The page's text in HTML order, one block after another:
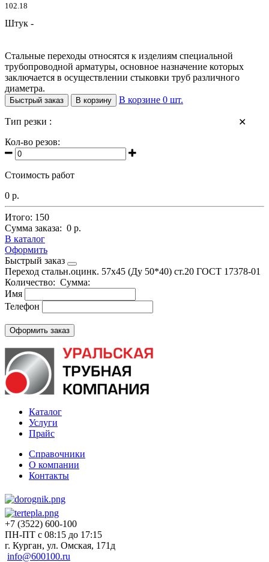
102.18
Штук -
Стальные переходы относятся к изделиям специальной
трубопроводной арматуры, основное назначение которых
заключается в осуществлении стыковки труб различного
диаметра.
Быстрый заказ В корзину В корзине 0 шт.
✕
Тип резки :
Кол-во резов:
Стоимость работ
0 р.
Итого: 150
Сумма заказа: 0 р.
В каталог
Оформить
Быстрый заказ
Переход стальн.оцинк. 57х45 (Ду 50*40) ст.20 ГОСТ 17378-01
Количество: Сумма:
Имя
Телефон
Каталог
Услуги
Прайс
Справочники
О компании
Контакты
+7 (3522) 600-100
ПН-ПТ с 08:15 до 17:15
г. Курган, ул. Омская, 171д
info@600100.ru